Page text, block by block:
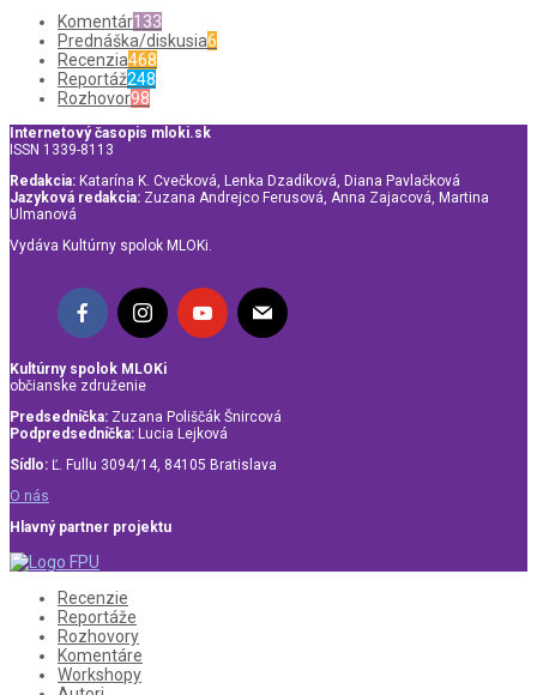
Komentár133
Prednáška/diskusia6
Recenzia468
Reportáž248
Rozhovor98
Internetový časopis mloki.sk
ISSN 1339-8113
Redakcia: Katarína K. Cvečková, Lenka Dzadíková, Diana Pavlačková
Jazyková redakcia: Zuzana Andrejco Ferusová, Anna Zajacová, Martina
Ulmanová
Vydáva Kultúrny spolok MLOKi.
Kultúrny spolok MLOKi
občianske združenie
Predsedníčka: Zuzana Poliščák Šnircová
Podpredsedníčka: Lucia Lejková
Sídlo: Ľ. Fullu 3094/14, 84105 Bratislava
O nás
Hlavný partner projektu
Recenzie
Reportáže
Rozhovory
Komentáre
Workshopy